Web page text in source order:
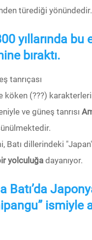
türediği yönündedir.
yıllarında
bıraktı.
köken (???)
ve güneş tanrısı
Batı dillerindeki
yolculuğadayanıyor.
Batı’da
ismiyle